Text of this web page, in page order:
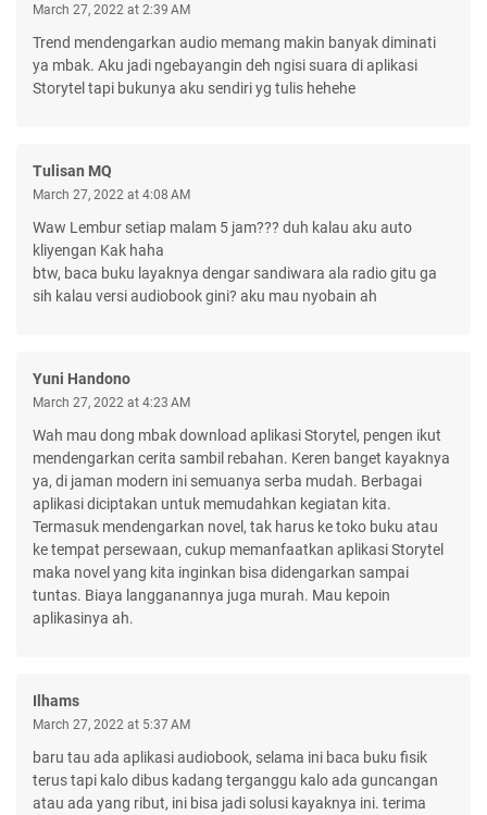
March 27, 2022 at 2:39 AM
Trend mendengarkan audio memang makin banyak diminati
ya mbak. Aku jadi ngebayangin deh ngisi suara di aplikasi
Storytel tapi bukunya aku sendiri yg tulis hehehe
Tulisan MQ
March 27, 2022 at 4:08 AM
Waw Lembur setiap malam 5 jam??? duh kalau aku auto
kliyengan Kak haha
btw, baca buku layaknya dengar sandiwara ala radio gitu ga
sih kalau versi audiobook gini? aku mau nyobain ah
Yuni Handono
March 27, 2022 at 4:23 AM
Wah mau dong mbak download aplikasi Storytel, pengen ikut
mendengarkan cerita sambil rebahan. Keren banget kayaknya
ya, di jaman modern ini semuanya serba mudah. Berbagai
aplikasi diciptakan untuk memudahkan kegiatan kita.
Termasuk mendengarkan novel, tak harus ke toko buku atau
ke tempat persewaan, cukup memanfaatkan aplikasi Storytel
maka novel yang kita inginkan bisa didengarkan sampai
tuntas. Biaya langganannya juga murah. Mau kepoin
aplikasinya ah.
Ilhams
March 27, 2022 at 5:37 AM
baru tau ada aplikasi audiobook, selama ini baca buku fisik
terus tapi kalo dibus kadang terganggu kalo ada guncangan
atau ada yang ribut, ini bisa jadi solusi kayaknya ini. terima